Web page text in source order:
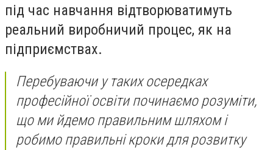
під час навчання відтворюватимуть
реальний виробничий процес, як на
підприємствах.
Перебуваючи у таких осередках
професійної освіти починаємо розуміти,
що ми йдемо правильним шляхом і
робимо правильні кроки для розвитку